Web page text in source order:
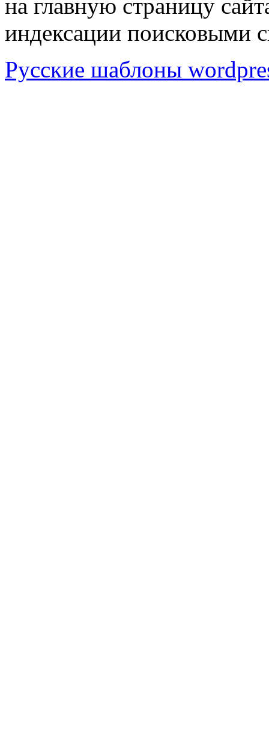
на главную страницу
индексации поисковыми
Русские шаблоны